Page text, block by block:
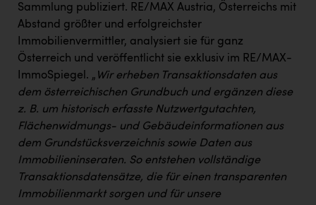
Sammlung publiziert. RE/MAX Austria, Österreichs mit
Abstand größter und erfolgreichster
Immobilienvermittler, analysiert sie für ganz
Österreich und veröffentlicht sie exklusiv im RE/MAX-
ImmoSpiegel. „ Wir erheben Transaktionsdaten aus
dem österreichischen Grundbuch und ergänzen diese
z. B. um historisch erfasste Nutzwertgutachten,
Flächenwidmungs- und Gebäudeinformationen aus
dem Grundstücksverzeichnis sowie Daten aus
Immobilieninseraten. So entstehen vollständige
Transaktionsdatensätze, die für einen transparenten
Immobilienmarkt sorgen und für unsere